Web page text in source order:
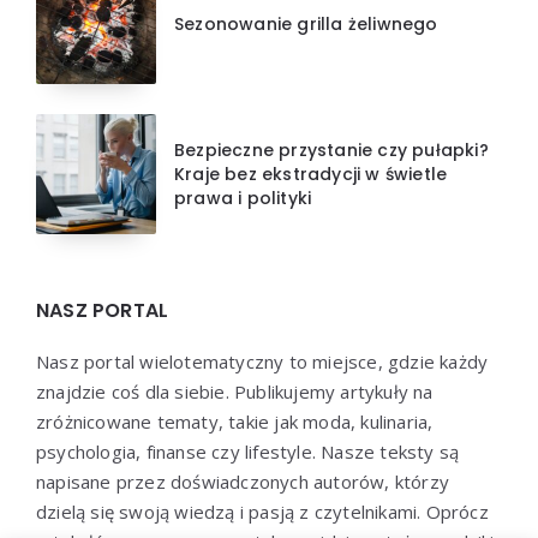
Sezonowanie grilla żeliwnego
Bezpieczne przystanie czy pułapki?
Kraje bez ekstradycji w świetle
prawa i polityki
NASZ PORTAL
Nasz portal wielotematyczny to miejsce, gdzie każdy
znajdzie coś dla siebie. Publikujemy artykuły na
zróżnicowane tematy, takie jak moda, kulinaria,
psychologia, finanse czy lifestyle. Nasze teksty są
napisane przez doświadczonych autorów, którzy
dzielą się swoją wiedzą i pasją z czytelnikami. Oprócz